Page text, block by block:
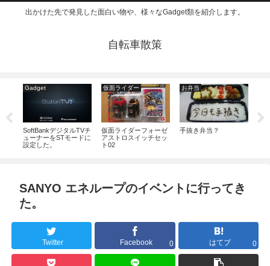
出かけた先で発見した面白い物や、様々なGadget類を紹介します。
自転車散策
Gadget
SoftBankデジタルTVチ
ューナーをSTモードに
設定した。
仮面ライダー
仮面ライダーフォーゼ
アストロスイッチセッ
ト02
お弁当
手抜き弁当？
SANYO エネループのイベントに行ってき
た。
Twitter Facebook 0 はてブ 0